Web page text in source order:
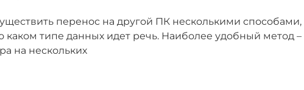
перенос на другой ПК несколькими способами,
каком типе данных идет речь. Наиболее удобный метод –
на нескольких